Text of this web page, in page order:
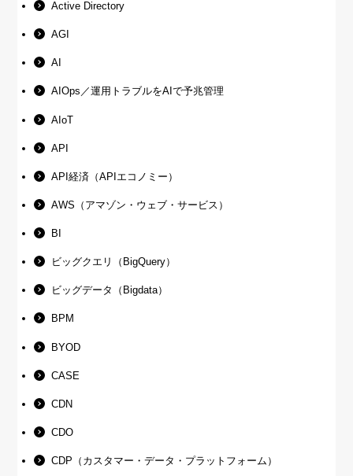
Active Directory
AGI
AI
AIOps／運用トラブルをAIで予兆管理
AIoT
API
API経済（APIエコノミー）
AWS（アマゾン・ウェブ・サービス）
BI
ビッグクエリ（BigQuery）
ビッグデータ（Bigdata）
BPM
BYOD
CASE
CDN
CDO
CDP（カスタマー・データ・プラットフォーム）